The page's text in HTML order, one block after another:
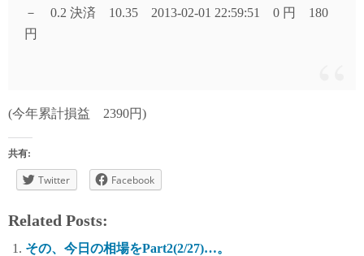
－ 0.2 決済 10.35 2013-02-01 22:59:51 0 円 180
円
(今年累計損益 2390円)
共有:
Twitter Facebook
Related Posts:
その、今日の相場をPart2(2/27)…。